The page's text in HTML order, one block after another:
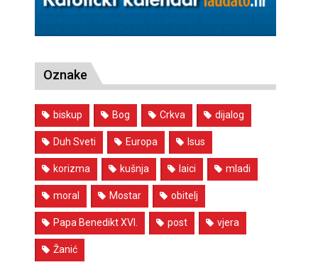
Oznake
biskup Bog Crkva dijalog
Duh Sveti Europa Isus
korizma kušnja laici mladi
moral Mostar obitelj
Papa Benedikt XVI. post vjera
Žanić